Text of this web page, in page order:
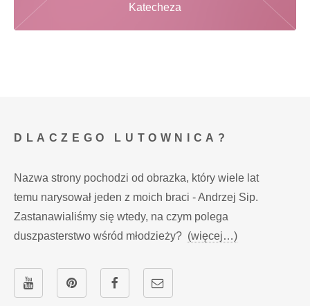
Katecheza
DLACZEGO LUTOWNICA?
Nazwa strony pochodzi od obrazka, który wiele lat
temu narysował jeden z moich braci - Andrzej Sip.
Zastanawialiśmy się wtedy, na czym polega
duszpasterstwo wśród młodzieży? (więcej…)